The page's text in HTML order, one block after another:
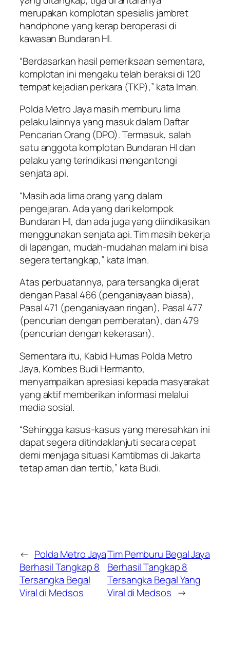
merupakan komplotan spesialis jambret
handphone yang kerap beroperasi di
kawasan Bundaran HI.
“Berdasarkan hasil pemeriksaan sementara,
komplotan ini mengaku telah beraksi di 120
tempat kejadian perkara (TKP),” kata Iman.
Polda Metro Jaya masih memburu lima
pelaku lainnya yang masuk dalam Daftar
Pencarian Orang (DPO). Termasuk, salah
satu anggota komplotan Bundaran HI dan
pelaku yang terindikasi mengantongi
senjata api.
“Masih ada lima orang yang dalam
pengejaran. Ada yang dari kelompok
Bundaran HI, dan ada juga yang diindikasikan
menggunakan senjata api. Tim masih bekerja
di lapangan, mudah-mudahan malam ini bisa
segera tertangkap,” kata Iman.
Atas perbuatannya, para tersangka dijerat
dengan Pasal 466 (penganiayaan biasa),
Pasal 471 (penganiayaan ringan), Pasal 477
(pencurian dengan pemberatan), dan 479
(pencurian dengan kekerasan).
Sementara itu, Kabid Humas Polda Metro
Jaya, Kombes Budi Hermanto,
menyampaikan apresiasi kepada masyarakat
yang aktif memberikan informasi melalui
media sosial.
“Sehingga kasus-kasus yang meresahkan ini
dapat segera ditindaklanjuti secara cepat
demi menjaga situasi Kamtibmas di Jakarta
tetap aman dan tertib,” kata Budi.
← Polda Metro Jaya
Berhasil Tangkap 8
Tersangka Begal
Viral di Medsos
Tim Pemburu Begal Jaya
Berhasil Tangkap 8
Tersangka Begal Yang
Viral di Medsos →